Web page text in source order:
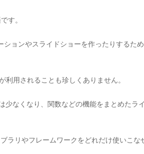
す。
ョンやスライドショーを作ったりするた
用されることも珍しくありません。
なくなり、関数などの機能をまとめたラ
ラリやフレームワークをどれだけ使いこな